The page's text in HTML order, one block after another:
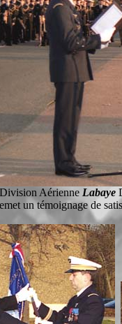
Aérienne Labaye
un témoignage de